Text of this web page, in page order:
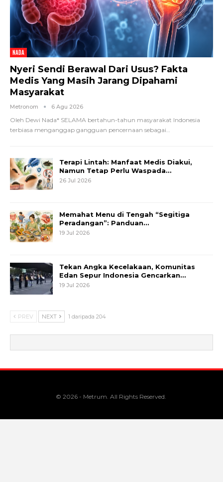
NADA
Nyeri Sendi Berawal Dari Usus? Fakta
Medis Yang Masih Jarang Dipahami
Masyarakat
Metronom 6 Agu 2026
Oleh Dewi Nada* SELAMA bertahun-tahun masyarakat Indonesia
terbiasa menganggap gangguan pencernaan sebagai
Terapi Lintah: Manfaat Medis Diakui,
Namun Tetap Perlu Waspada…
26 Jul 2026
Memahat Menu di Tengah “Segitiga
Peradangan”: Panduan…
19 Jul 2026
Tekan Angka Kecelakaan, Komunitas
Edan Sepur Indonesia Gencarkan…
19 Jul 2026
PREV NEXT 1 daripada 204
© 2026 - Metrum. All Rights Reserved.